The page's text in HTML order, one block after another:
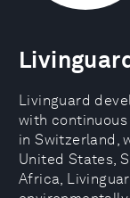
Livinguard
with
in Switzerland,
United States,
Africa,